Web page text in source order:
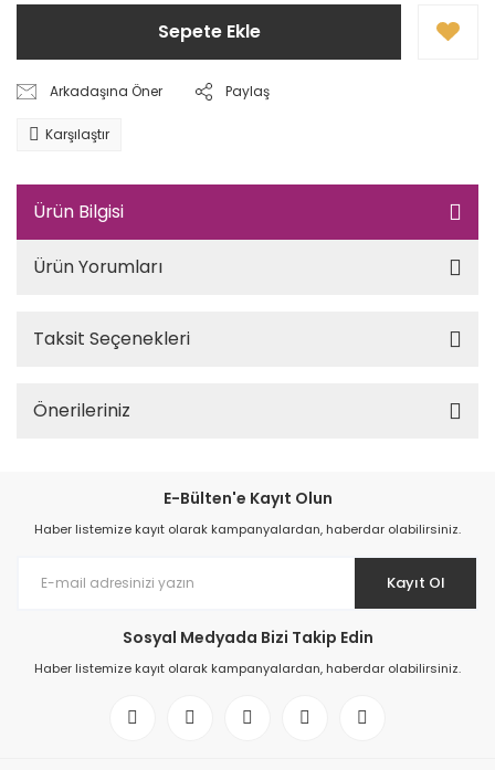
Sepete Ekle
Arkadaşına Öner Paylaş
Karşılaştır
Ürün Bilgisi
Ürün Yorumları
Taksit Seçenekleri
Önerileriniz
E-Bülten'e Kayıt Olun
Haber listemize kayıt olarak kampanyalardan, haberdar olabilirsiniz.
Kayıt Ol
Sosyal Medyada Bizi Takip Edin
Haber listemize kayıt olarak kampanyalardan, haberdar olabilirsiniz.